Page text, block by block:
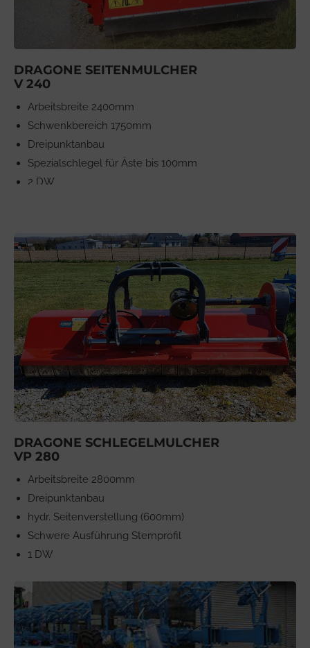
DRAGONE SEITENMULCHER
V 240
Arbeitsbreite 2400mm
Schwenkbereich 1750mm
Dreipunktanbau
Spezialschlegel für Äste bis 100mm
2 DW
DRAGONE SCHLEGELMULCHER
VP 280
Arbeitsbreite 2800mm
Dreipunktanbau
hydr. Seitenverstellung (600mm)
Schwere Ausführung Sternprofil
1 DW